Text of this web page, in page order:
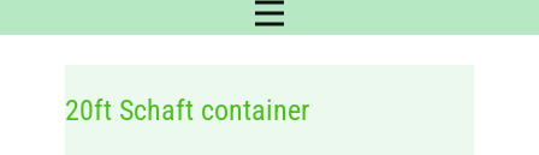
​20ft Schaft container